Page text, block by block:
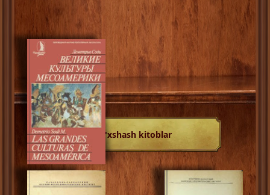
O'xshash kitoblar